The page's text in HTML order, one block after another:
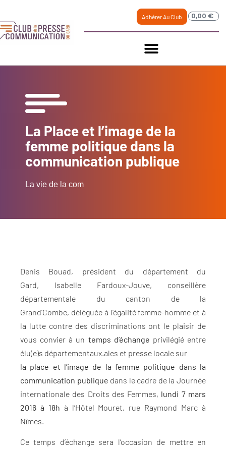
Adhérer Au Club 0,00 €
La Place et l’image de la
femme politique dans la
communication publique
La vie de la com
Denis Bouad, président du département du
Gard, Isabelle Fardoux-Jouve, conseillère
départementale du canton de la
Grand’Combe, déléguée à l’égalité femme-homme et à
la lutte contre des discriminations ont le plaisir de
vous convier à un temps d’échange privilégié entre
élu(e)s départementaux.ales et presse locale sur
la place et l’image de la femme politique dans la
communication publique dans le cadre de la Journée
internationale des Droits des Femmes, lundi 7 mars
2016 à 18h à l’Hôtel Mouret, rue Raymond Marc à
Nîmes.
Ce temps d’échange sera l’occasion de mettre en